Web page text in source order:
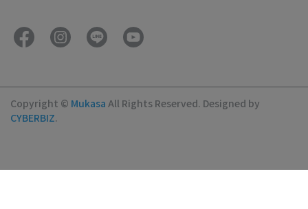
Copyright © Mukasa All Rights Reserved. Designed by
CYBERBIZ.